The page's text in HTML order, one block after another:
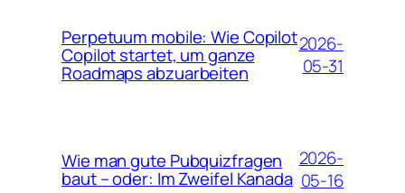
Perpetuum mobile: Wie Copilot
Copilot startet, um ganze
Roadmaps abzuarbeiten
2026-
05-31
Wie man gute Pubquizfragen
baut – oder: Im Zweifel Kanada
2026-
05-16